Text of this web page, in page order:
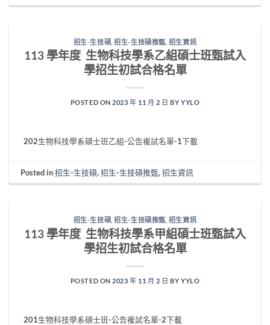
招生-生技碩 ,招生-生技碩推甄, 招生資訊
113 學年度 生物科技學系乙組碩士班甄試入
學招生初試合格名單
POSTED ON2023 年 11 月 2 日 BY YYLO
202生物科技學系碩士班乙組-公告複試名單-1下載
Posted in招生-生技碩,招生-生技碩推甄,招生資訊
招生-生技碩 ,招生-生技碩推甄, 招生資訊
113 學年度 生物科技學系甲組碩士班甄試入
學招生初試合格名單
POSTED ON2023 年 11 月 2 日 BY YYLO
201生物科技學系碩士班-公告複試名單-2下載